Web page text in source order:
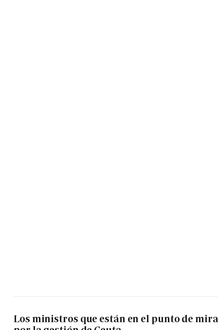
Los ministros que están en el punto de mira